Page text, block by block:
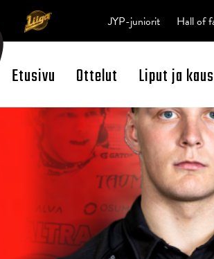
Open Search
Etusivu Ottelut Liput ja
JYP-juniorit Hall of